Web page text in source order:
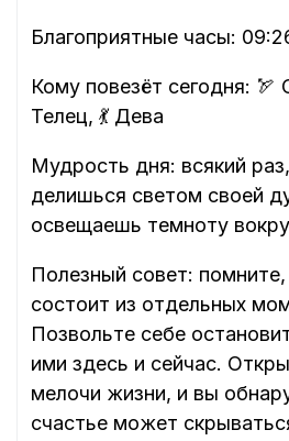
Благоприятные часы:
Кому повезёт сегодня: 🏹
Телец, 💃 Дева
Мудрость дня: всякий
делишься светом своей
освещаешь темноту
Полезный совет:
состоит из отдельных
Позвольте себе
ими здесь и сейчас.
мелочи жизни, и вы
счастье может